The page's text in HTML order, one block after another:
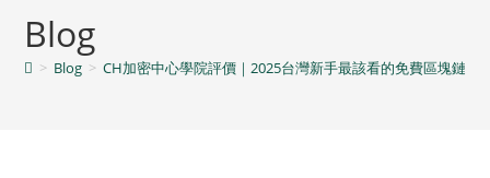
Blog
> Blog > CH加密中心學院評價｜2025台灣新手最該看的免費區塊鏈入